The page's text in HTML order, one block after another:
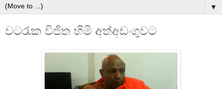
▼
වටරැක විජිත හිමි අත්අඩංගුවට